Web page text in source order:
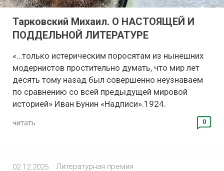
Тарковский Михаил. О НАСТОЯЩЕЙ И
ПОДДЕЛЬНОЙ ЛИТЕРАТУРЕ
«…только истерическим поросятам из нынешних
модернистов простительно думать, что мир лет
десять тому назад был совершенно неузнаваем
по сравнению со всей предыдущей мировой
историей» Иван Бунин «Надписи».1924.
читать 0
02.12.2025 Литературная премия